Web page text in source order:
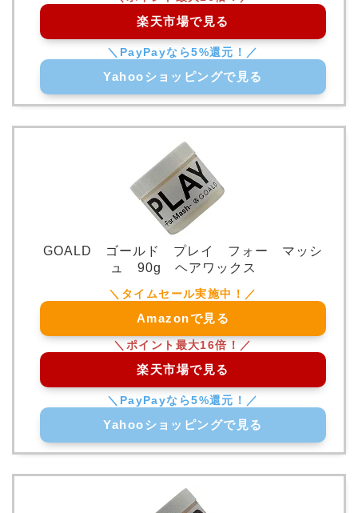
楽天市場で見る
Yahooショッピングで見る
GOALD ゴールド プレイ フォー マッシ
ュ 90g ヘアワックス
Amazonで見る
楽天市場で見る
Yahooショッピングで見る